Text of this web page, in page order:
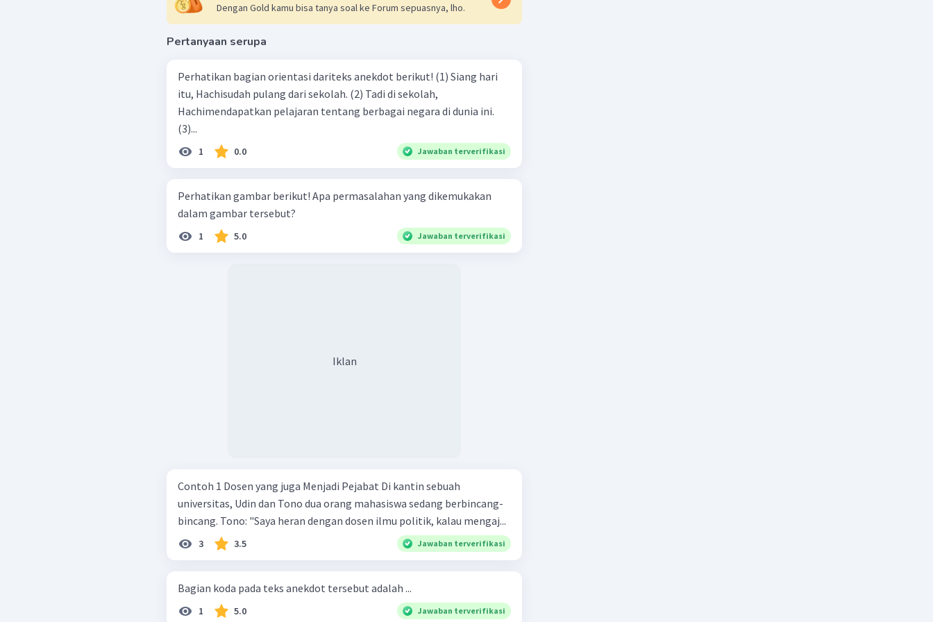
Dengan Gold kamu bisa tanya soal ke Forum sepuasnya, lho.
Pertanyaan serupa
Perhatikan bagian orientasi dariteks anekdot berikut! (1) Siang hari
itu, Hachisudah pulang dari sekolah. (2) Tadi di sekolah,
Hachimendapatkan pelajaran tentang berbagai negara di dunia ini.
(3)...
1 0.0 Jawaban terverifikasi
Perhatikan gambar berikut! Apa permasalahan yang dikemukakan
dalam gambar tersebut?
1 5.0 Jawaban terverifikasi
Iklan
Contoh 1 Dosen yang juga Menjadi Pejabat Di kantin sebuah
universitas, Udin dan Tono dua orang mahasiswa sedang berbincang-
bincang. Tono: "Saya heran dengan dosen ilmu politik, kalau mengaj...
3 3.5 Jawaban terverifikasi
Bagian koda pada teks anekdot tersebut adalah ...
1 5.0 Jawaban terverifikasi